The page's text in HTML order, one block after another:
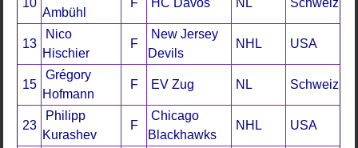
Ambühl
13
Nico
Hischier
F
New Jersey
Devils
NHL USA
15
Grégory
Hofmann
F EV Zug NL Schweiz
23
Philipp
Kurashev
F
Chicago
Blackhawks
NHL USA